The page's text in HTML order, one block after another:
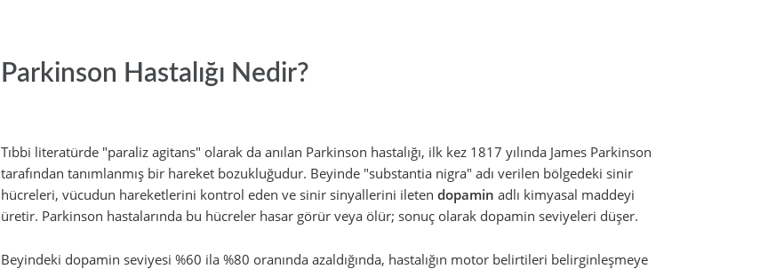
Parkinson Hastalığı Nedir?
Tıbbi literatürde "paraliz agitans" olarak da anılan Parkinson hastalığı, ilk kez 1817 yılında James Parkinson
tarafından tanımlanmış bir hareket bozukluğudur. Beyinde "substantia nigra" adı verilen bölgedeki sinir
hücreleri, vücudun hareketlerini kontrol eden ve sinir sinyallerini ileten dopamin adlı kimyasal maddeyi
üretir. Parkinson hastalarında bu hücreler hasar görür veya ölür; sonuç olarak dopamin seviyeleri düşer.
Beyindeki dopamin seviyesi %60 ila %80 oranında azaldığında, hastalığın motor belirtileri belirginleşmeye